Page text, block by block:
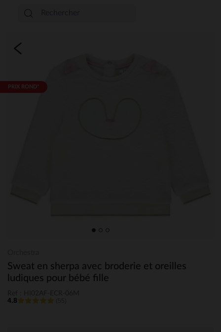
PRIX ROND*
Sweat en sherpa avec broderie et oreilles
ludiques pour bébé fille
4.8